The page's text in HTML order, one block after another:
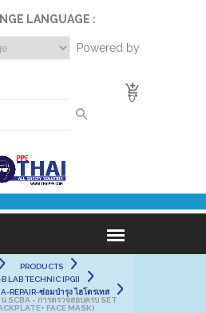
LANGUAGE :
Powered by
0
PRODUCTS
LAB TECHNIC [PGI]
REPAIR-ซ่อมบำรุง ไฮโดรเทส
SCBA - การตรวจสอบครบ SET
FACE MASK)